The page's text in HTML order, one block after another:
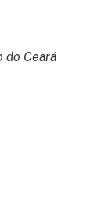
do Ceará